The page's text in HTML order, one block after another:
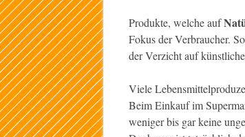
Produkte, welche auf
Fokus der Verbraucher.
der Verzicht auf
Viele
Beim Einkauf im
weniger bis gar keine